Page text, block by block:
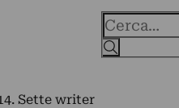
Sette writer